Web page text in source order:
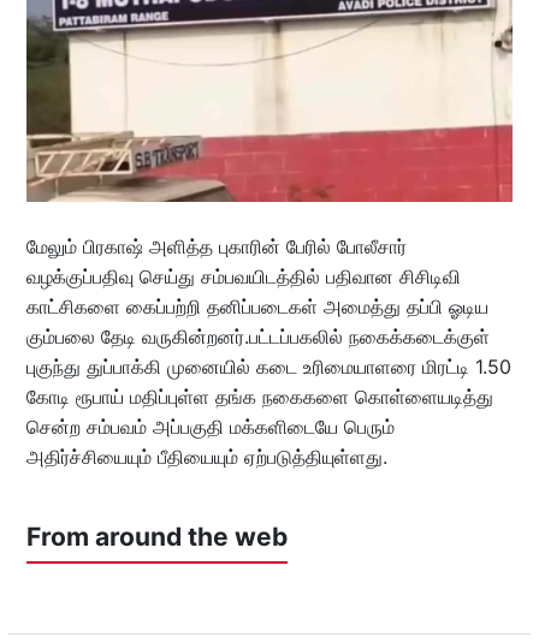
மேலும் பிரகாஷ் அளித்த புகாரின் பேரில் போலீசார்
வழக்குப்பதிவு செய்து சம்பவயிடத்தில் பதிவான சிசிடிவி
காட்சிகளை கைப்பற்றி தனிப்படைகள் அமைத்து தப்பி ஓடிய
கும்பலை தேடி வருகின்றனர்.பட்டப்பகலில் நகைக்கடைக்குள்‌
புகுந்து துப்பாக்கி முனையில் கடை உரிமையாளரை மிரட்டி 1.50
கோடி ரூபாய் மதிப்புள்ள தங்க நகைகளை கொள்ளையடித்து
சென்ற சம்பவம் அப்பகுதி மக்களிடையே பெரும்
அதிர்ச்சியையும் பீதியையும் ஏற்படுத்தியுள்ளது.
From around the web